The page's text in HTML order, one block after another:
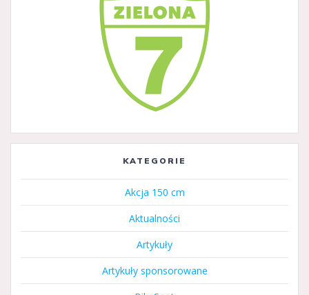
KATEGORIE
Akcja 150 cm
Aktualności
Artykuły
Artykuły sponsorowane